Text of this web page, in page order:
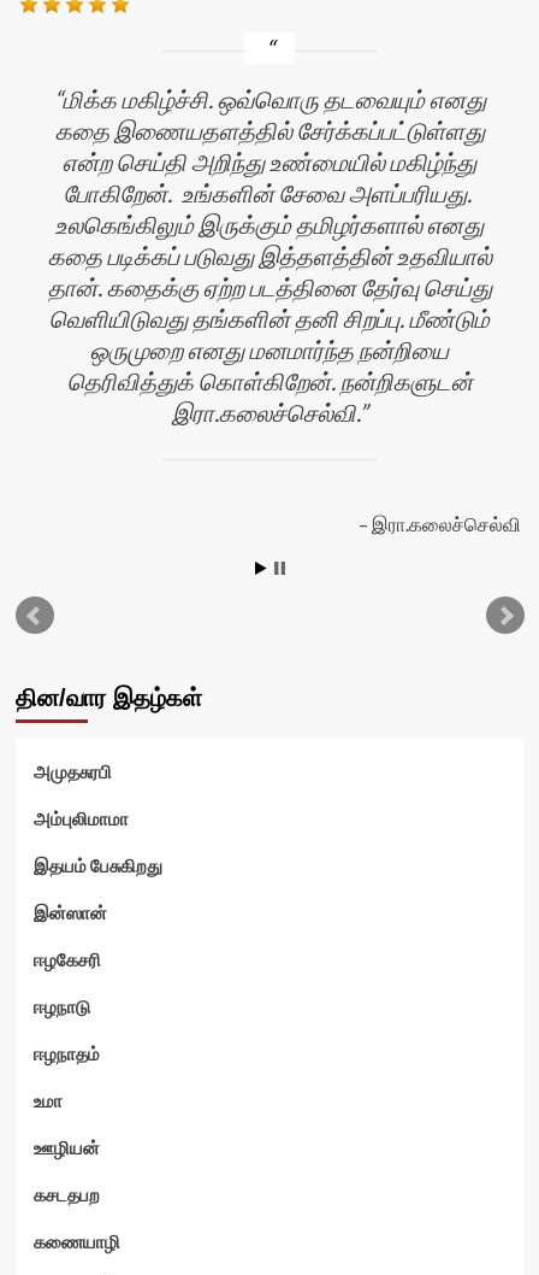
மிக்க மகிழ்ச்சி. ஒவ்வொரு தடவையும் எனது
கதை இணையதளத்தில் சேர்க்கப்பட்டுள்ளது
என்ற செய்தி அறிந்து உண்மையில் மகிழ்ந்து
போகிறேன். உங்களின் சேவை அளப்பரியது.
உலகெங்கிலும் இருக்கும் தமிழர்களால் எனது
கதை படிக்கப் படுவது இத்தளத்தின் உதவியால்
தான். கதைக்கு ஏற்ற படத்தினை தேர்வு செய்து
வெளியிடுவது தங்களின் தனி சிறப்பு. மீண்டும்
ஒருமுறை எனது மனமார்ந்த நன்றியை
தெரிவித்துக் கொள்கிறேன். நன்றிகளுடன்
இரா.கலைச்செல்வி.
இரா.கலைச்செல்வி
தின/வார இதழ்கள்
அமுதசுரபி
அம்புலிமாமா
இதயம் பேசுகிறது
இன்ஸான்
ஈழகேசரி
ஈழநாடு
ஈழநாதம்
உமா
ஊழியன்
கசடதபற
கணையாழி